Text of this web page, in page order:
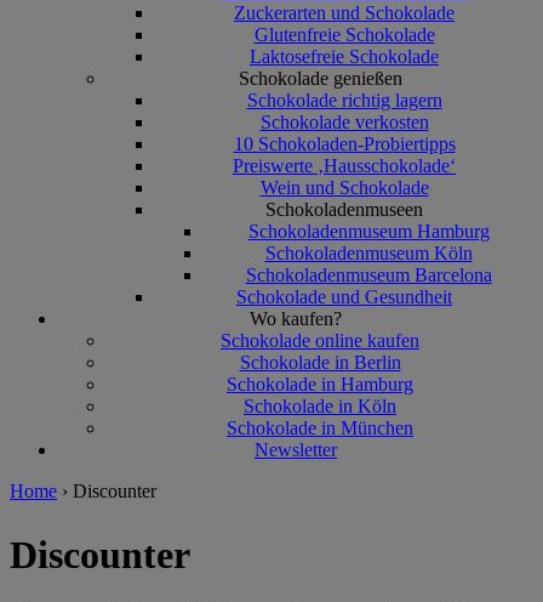
Zuckerarten und Schokolade
Glutenfreie Schokolade
Laktosefreie Schokolade
Schokolade genießen
Schokolade richtig lagern
Schokolade verkosten
10 Schokoladen-Probiertipps
Preiswerte ‚Hausschokolade‘
Wein und Schokolade
Schokoladenmuseen
Schokoladenmuseum Hamburg
Schokoladenmuseum Köln
Schokoladenmuseum Barcelona
Schokolade und Gesundheit
Wo kaufen?
Schokolade online kaufen
Schokolade in Berlin
Schokolade in Hamburg
Schokolade in Köln
Schokolade in München
Newsletter
Home › Discounter
Discounter